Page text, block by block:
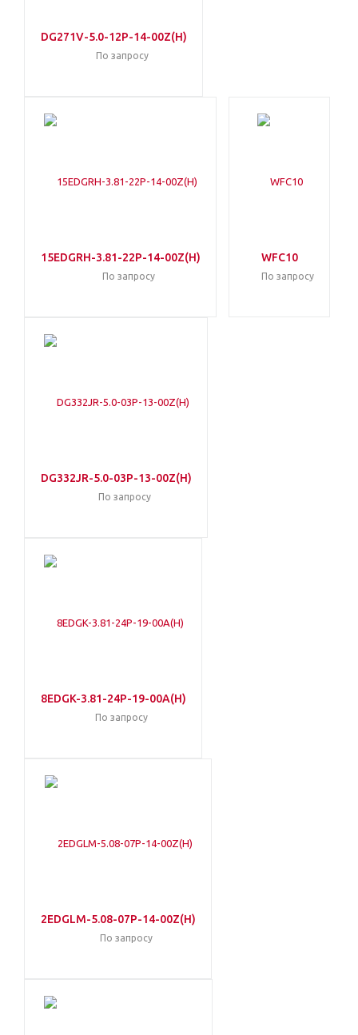
DG271V-5.0-12P-14-00Z(H)
По запросу
15EDGRH-3.81-22P-14-00Z(H)
По запросу
WFC10
По запросу
DG332JR-5.0-03P-13-00Z(H)
По запросу
8EDGK-3.81-24P-19-00A(H)
По запросу
2EDGLM-5.08-07P-14-00Z(H)
По запросу